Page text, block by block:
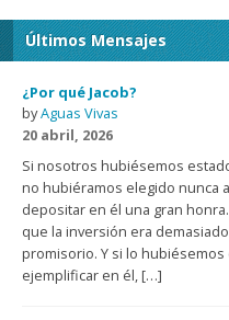
Últimos Mensajes
¿Por qué Jacob?
byAguas Vivas
20 abril, 2026
Si nosotros hubiésemos
no hubiéramos elegido nunca
depositar en él una gran
que la inversión era
promisorio. Y si lo
ejemplificar en él, […]